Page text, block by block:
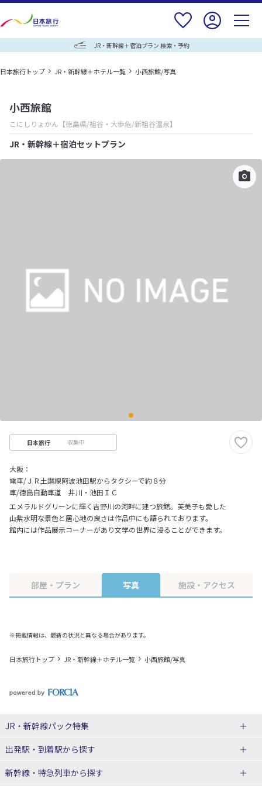
JR・新幹線＋宿泊プラン 検索・予約
日本旅行トップ JR・新幹線＋ホテル一覧 小西旅館/写真
小西旅館
こにしりょかん 【徳島県/祖谷・大歩危/新祖谷温泉】
JR・新幹線＋宿泊セットプラン
日本旅行 収集中
大阪：
電車/ＪＲ土讃線阿波池田駅からタクシーで約８分
車/徳島自動車道 井川・池田ＩＣ
エメラルドグリーンに輝く吉野川の河畔に建つ旅館。芙美子も愛した
山紫水明な景色と居心地の良さは作品中にも語られております。
館内には作品展示コーナーがあり文学の世界に浸ることができます。
部屋・プラン 写真 施設・アクセス
※掲載情報は、最新の状況と異なる場合があります。
日本旅行トップ JR・新幹線＋ホテル一覧 小西旅館/写真
JR・新幹線パック特集
JR・新幹線＋ホテルパック
出張パック
出発駅・到着駅から探す
秋田⇔東京 新幹線パック
新幹線・特急列車から探す